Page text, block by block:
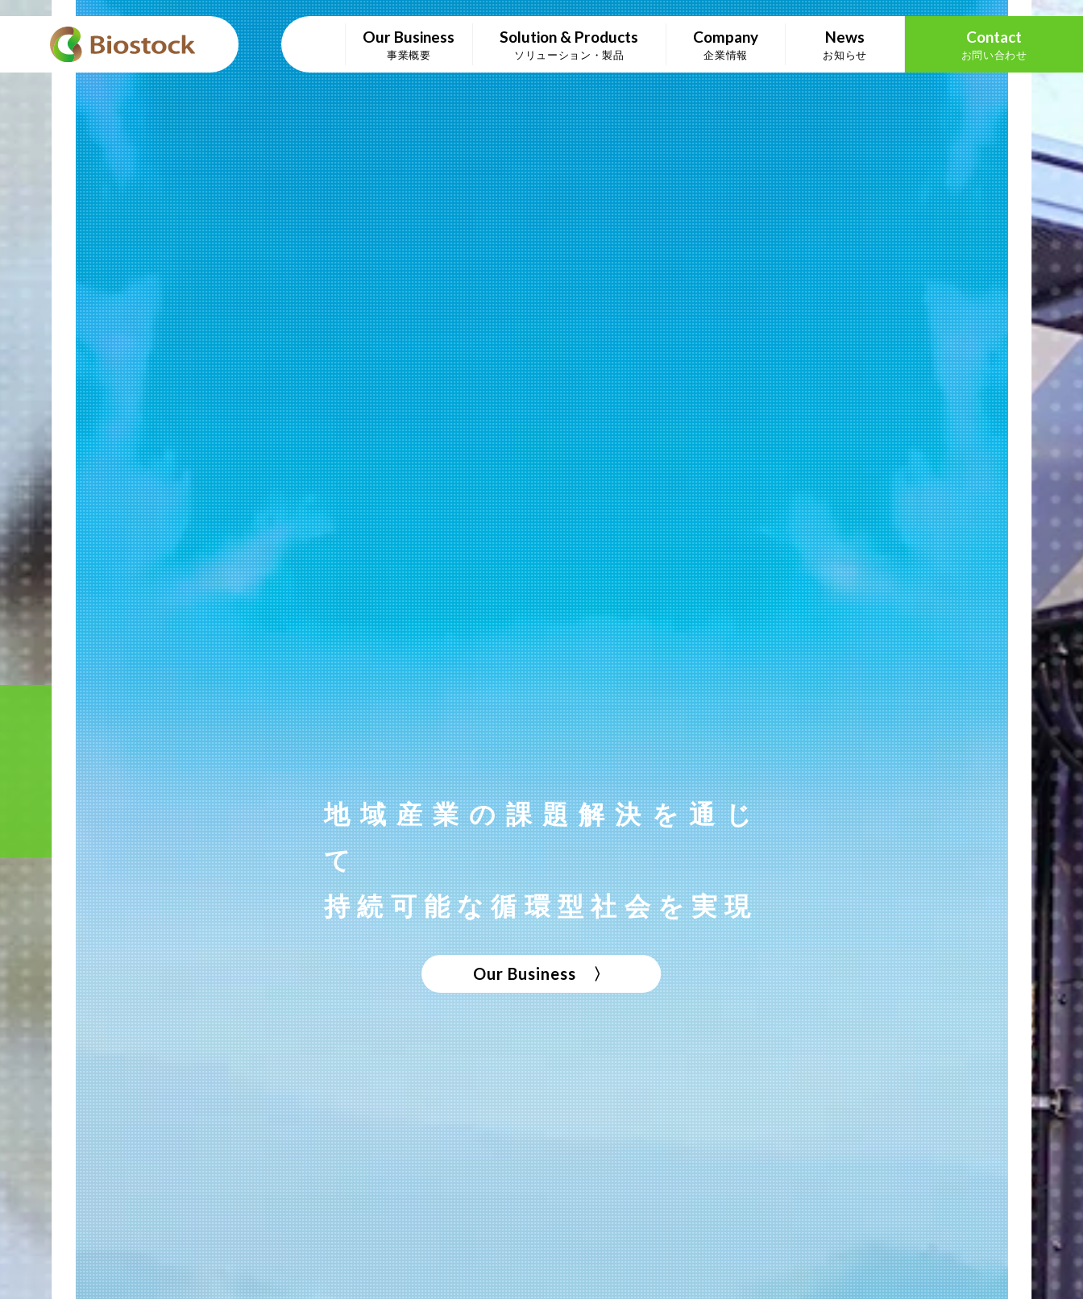
Our Business
事業概要
Solution & Products
ソリューション・製品
Company
企業情報
News
お知らせ
Contact
お問い合わせ
地域産業の課題解決を通じ
て
持続可能な循環型社会を実現
Our Business 〉